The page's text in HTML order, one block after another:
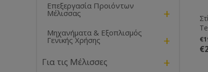
Επεξεργασία Προιόντων
Μέλισσας +
Μηχανήματα & Εξοπλισμός
Γενικής Χρήσης +
Για τις Μέλισσες +